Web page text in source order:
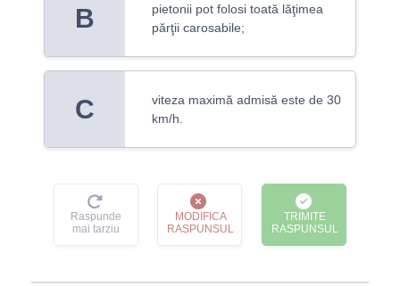
B
pietonii pot folosi toată lăţimea
părţii carosabile;
C
viteza maximă admisă este de 30
km/h.
Raspunde
mai tarziu
MODIFICA
RASPUNSUL
TRIMITE
RASPUNSUL